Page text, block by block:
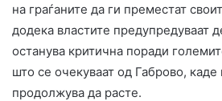
на граѓаните да ги преместат
додека властите предупредуваат
останува критична поради
што се очекуваат од Габрово, каде
продолжува да расте.